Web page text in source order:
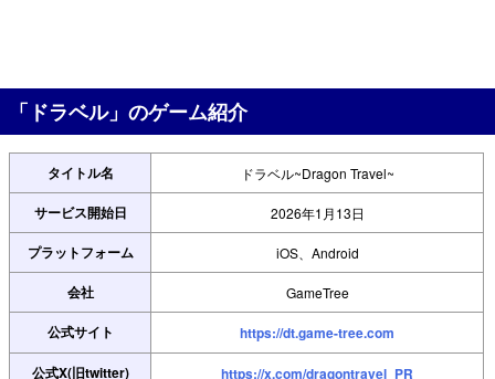
「ドラベル」のゲーム紹介
タイトル名 ドラベル~Dragon Travel~
サービス開始日 2026年1月13日
プラットフォーム iOS、Android
会社 GameTree
公式サイト
https://dt.game-tree.com
公式X(旧twitter)
https://x.com/dragontravel_PR